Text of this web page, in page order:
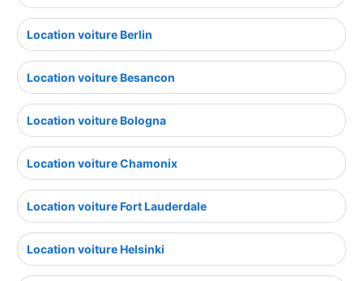
Location voiture Berlin
Location voiture Besancon
Location voiture Bologna
Location voiture Chamonix
Location voiture Fort Lauderdale
Location voiture Helsinki